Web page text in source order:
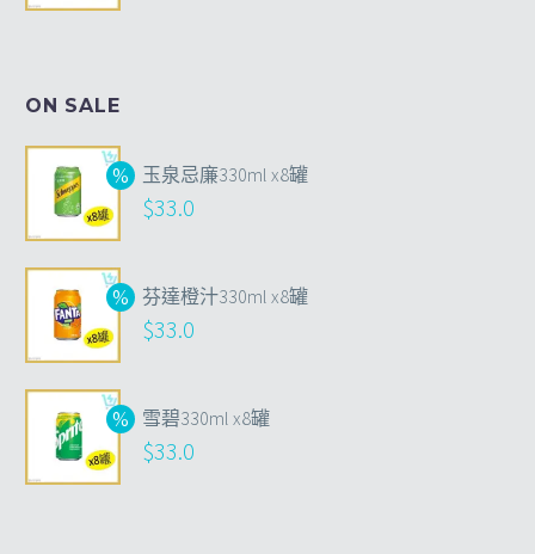
ON SALE
玉泉忌廉330ml x8罐
$33.0
芬達橙汁330ml x8罐
$33.0
雪碧330ml x8罐
$33.0